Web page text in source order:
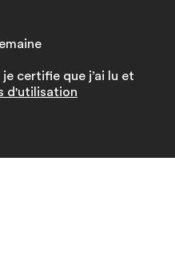
certifie que j’ai lu et
d'utilisation